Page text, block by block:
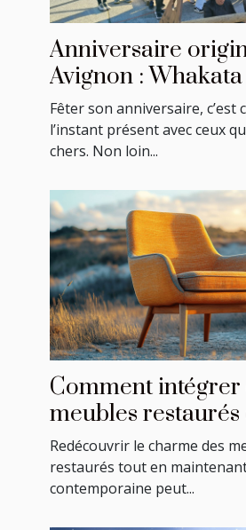
Anniversaire
Avignon :
une ambiance
Fêter son anniversaire, c’est
l’instant présent avec ceux
chers. Non loin...
Comment intégrer
meubles restaurés
décoration
Redécouvrir le charme des
restaurés tout en
contemporaine peut...